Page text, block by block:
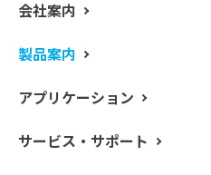
会社案内
製品案内
アプリケーション
サービス・サポート